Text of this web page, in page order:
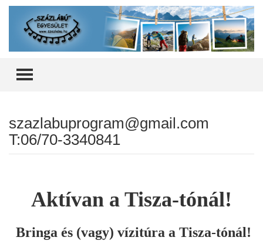
TOGGLE MENU
szazlabuprogram@gmail.com
T:06/70-3340841
Aktívan a Tisza-tónál!
Bringa és (vagy) vízitúra a Tisza-tónál!